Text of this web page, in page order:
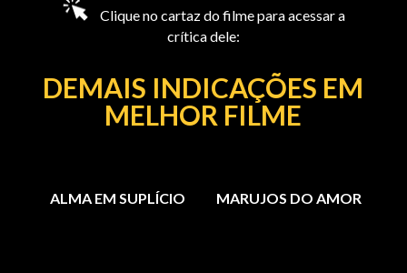
Clique no cartaz do filme para acessar a
crítica dele:
DEMAIS INDICAÇÕES EM
MELHOR FILME
ALMA EM SUPLÍCIO MARUJOS DO AMOR